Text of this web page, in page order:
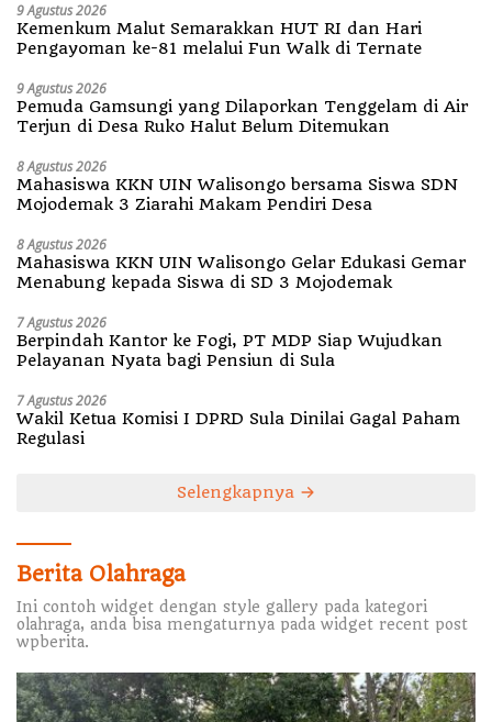
9 Agustus 2026
Kemenkum Malut Semarakkan HUT RI dan Hari
Pengayoman ke-81 melalui Fun Walk di Ternate
9 Agustus 2026
Pemuda Gamsungi yang Dilaporkan Tenggelam di Air
Terjun di Desa Ruko Halut Belum Ditemukan
8 Agustus 2026
Mahasiswa KKN UIN Walisongo bersama Siswa SDN
Mojodemak 3 Ziarahi Makam Pendiri Desa
8 Agustus 2026
Mahasiswa KKN UIN Walisongo Gelar Edukasi Gemar
Menabung kepada Siswa di SD 3 Mojodemak
7 Agustus 2026
Berpindah Kantor ke Fogi, PT MDP Siap Wujudkan
Pelayanan Nyata bagi Pensiun di Sula
7 Agustus 2026
Wakil Ketua Komisi I DPRD Sula Dinilai Gagal Paham
Regulasi
Selengkapnya
Berita Olahraga
Ini contoh widget dengan style gallery pada kategori
olahraga, anda bisa mengaturnya pada widget recent post
wpberita.